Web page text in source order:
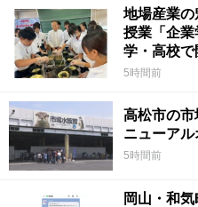
地場産業
授業「企
学・高校で
5時間前
高松市の
ニューア
5時間前
岡山・和